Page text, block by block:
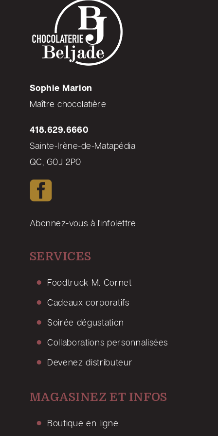
Sophie Marion
Maître chocolatière
418.629.6660
Sainte-Irène-de-Matapédia
QC, G0J 2P0
Abonnez-vous à l'infolettre
SERVICES
Foodtruck M. Cornet
Cadeaux corporatifs
Soirée dégustation
Collaborations personnalisées
Devenez distributeur
MAGASINEZ ET INFOS
Boutique en ligne